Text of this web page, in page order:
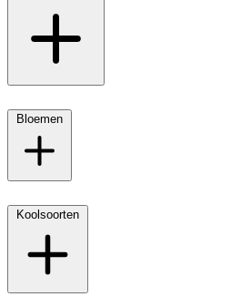
Bloemen
Koolsoorten